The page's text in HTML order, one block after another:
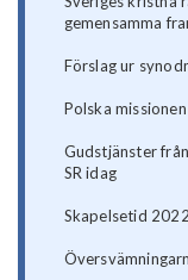
gemensamma
Förslag ur
Polska
Gudstjänster
SR idag
Skapelsetid 2022